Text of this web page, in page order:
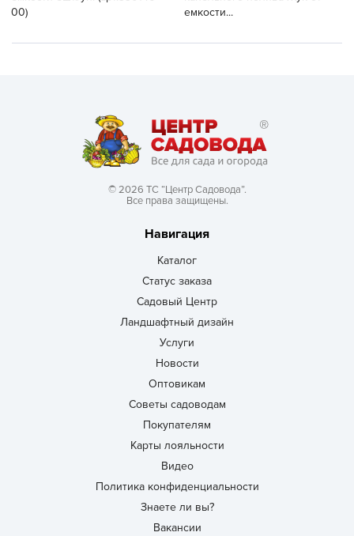
00)
емкости...
© 2026 ТС “Центр Садовода”.
Все права защищены.
Навигация
Каталог
Статус заказа
Садовый Центр
Ландшафтный дизайн
Услуги
Новости
Оптовикам
Советы садоводам
Покупателям
Карты лояльности
Видео
Политика конфиденциальности
Знаете ли вы?
Вакансии